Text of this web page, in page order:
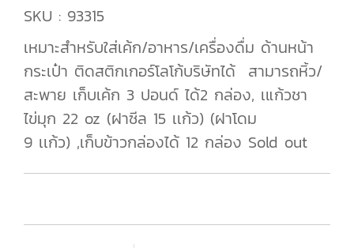
SKU : 93315
เหมาะสำหรับใส่เค้ก/อาหาร/เครื่องดื่ม ด้านหน้า
กระเป๋า ติดสติกเกอร์โลโก้บริษัทได้ สามารถหิ้ว/
สะพาย เก็บเค้ก 3 ปอนด์ ได้2 กล่อง, เแก้วชา
ไข่มุก 22 oz (ฝาซีล 15 เเก้ว) (ฝาโดม
9 เเก้ว) ,เก็บข้าวกล่องได้ 12 กล่อง Sold out